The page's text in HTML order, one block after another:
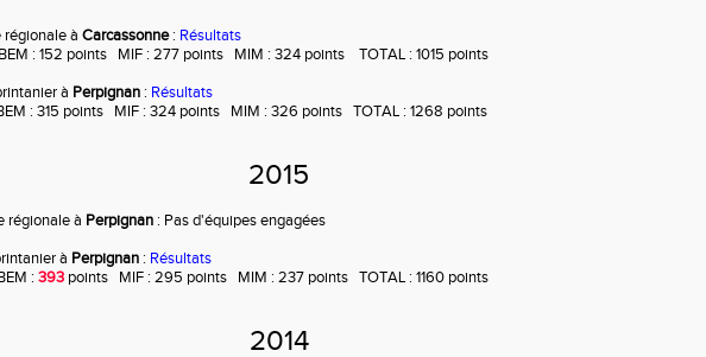
régionale à Carcassonne: Résultats
: 152 points MIF : 277 points MIM : 324 points TOTAL : 1015 points
à Perpignan : Résultats
: 315 points MIF : 324 points MIM : 326 points TOTAL : 1268 points
2015
régionale à Perpignan : Pas d'équipes engagées
à Perpignan : Résultats
: 393 points MIF : 295 points MIM : 237 points TOTAL : 1160 points
2014